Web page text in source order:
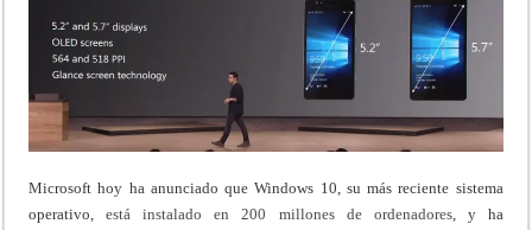
Microsoft hoy ha anunciado que Windows 10, su más reciente sistema
operativo,está instalado en 200 millones de ordenadores, y ha